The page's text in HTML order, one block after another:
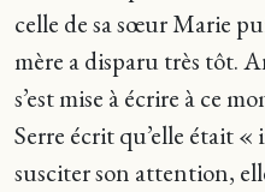
celle de sa sœur Marie
mère a disparu très tôt.
s’est mise à écrire à ce
Serre écrit qu’elle était
susciter son attention,